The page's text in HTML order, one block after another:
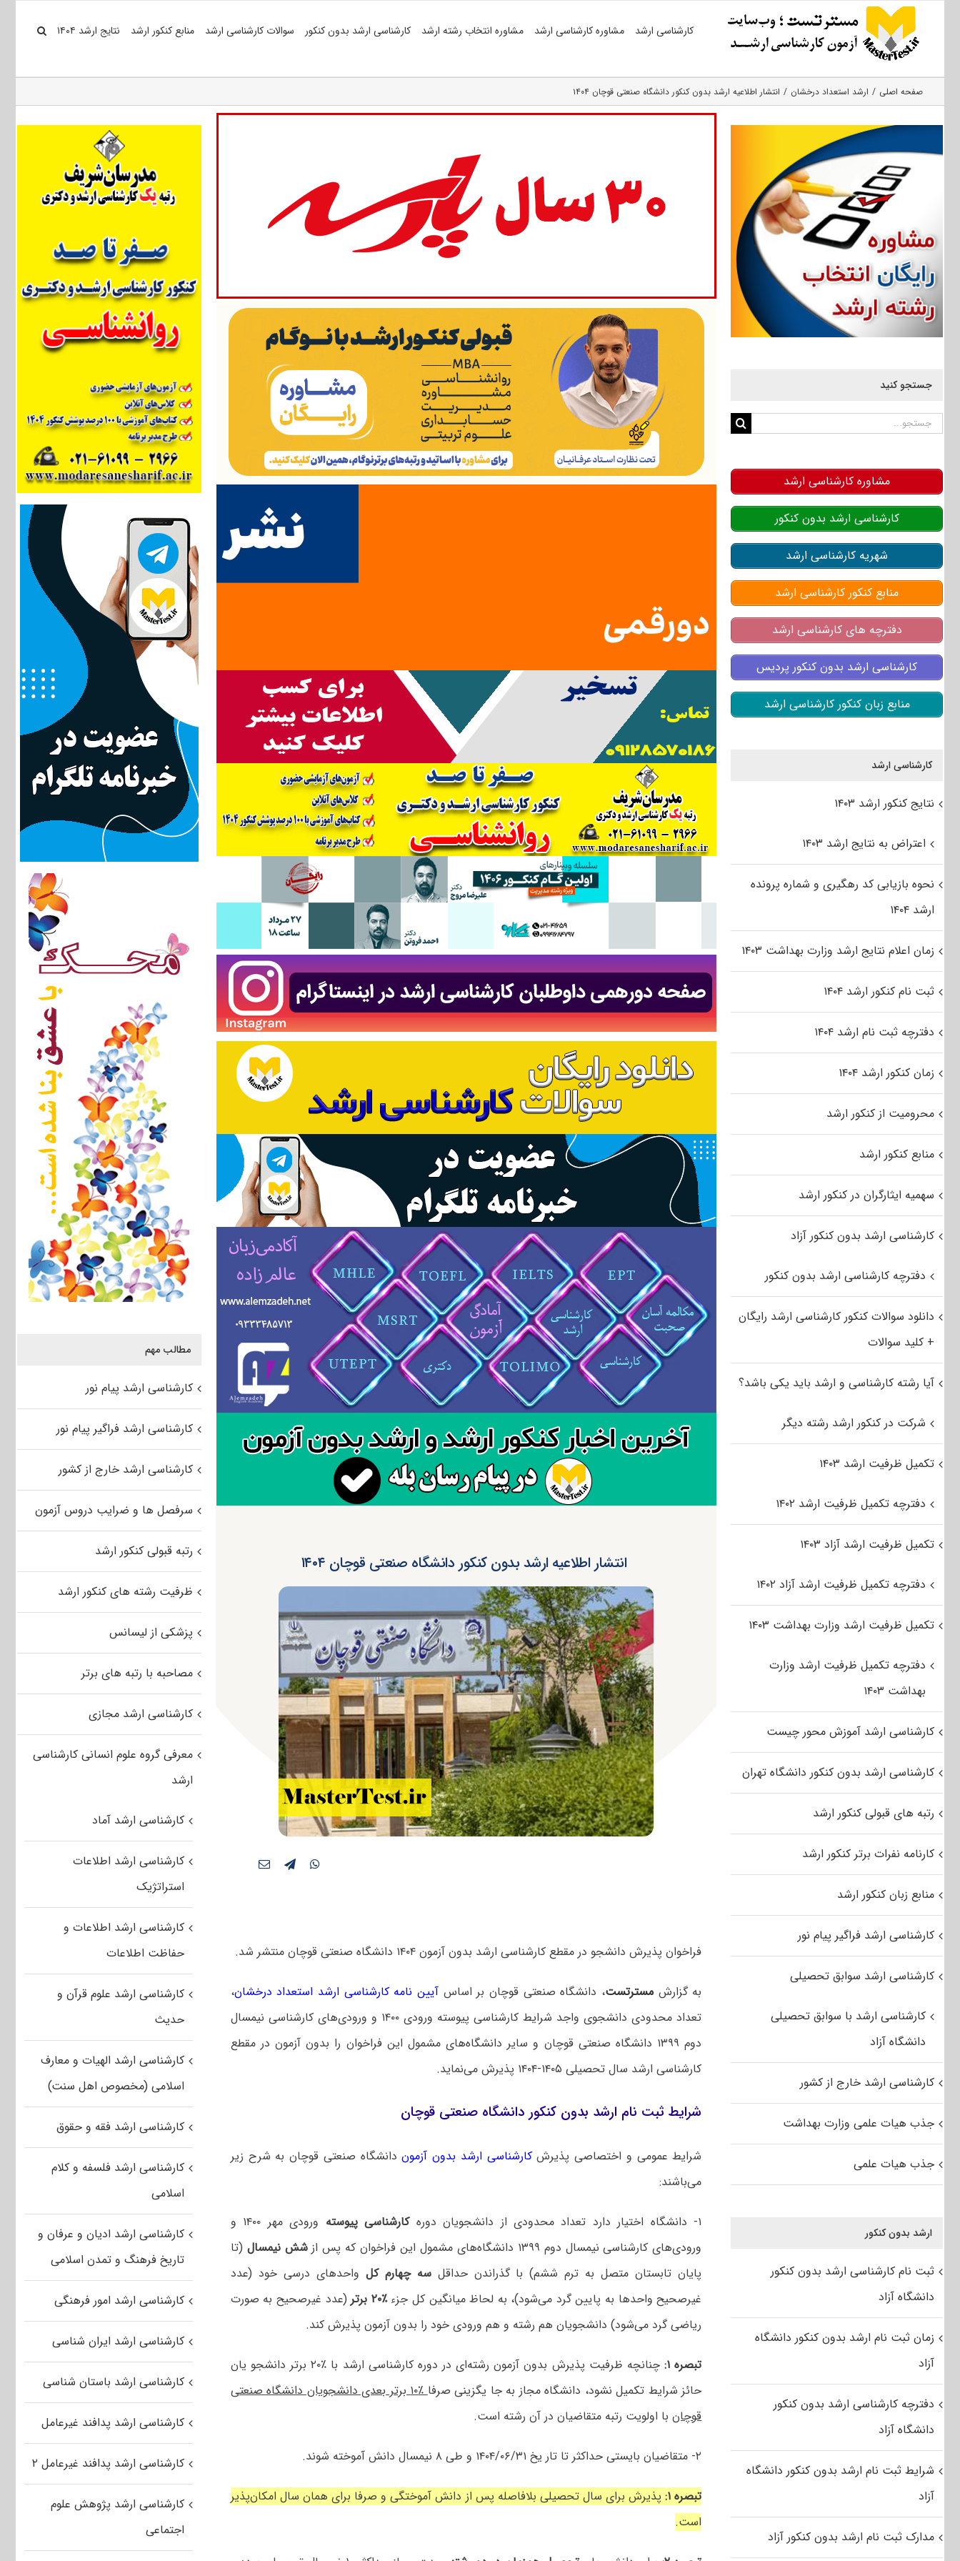
کارشناسی ارشد مشاوره کارشناسی ارشد مشاوره انتخاب رشته ارشد کارشناسی ارشد بدون کنکور سوالات کارشناسی ارشد منابع کنکور ارشد نتایج ارشد ۱۴۰۴
صفحه اصلی ارشد استعداد درخشان انتشار اطلاعیه ارشد بدون کنکور دانشگاه صنعتی قوچان ۱۴۰۴
انتشار اطلاعیه ارشد بدون کنکور دانشگاه صنعتی قوچان ۱۴۰۴
فراخوان پذیرش دانشجو در مقطع کارشناسی ارشد بدون آزمون ۱۴۰۴ دانشگاه صنعتی قوچان منتشر شد.
به گزارشمسترتست، دانشگاه صنعتی قوچان بر اساس آیین نامه کارشناسی ارشد استعداد درخشان،
تعداد محدودی دانشجوی واجد شرایط کارشناسی پیوسته ورودی ۱۴۰۰ و ورودی‌های کارشناسی نیمسال
دوم ۱۳۹۹ دانشگاه صنعتی قوچان و سایر دانشگاه‌های مشمول این فراخوان را بدون آزمون در مقطع
کارشناسی ارشد سال تحصیلی ۱۴۰۵-۱۴۰۴ پذیرش می‌نماید.
شرایط ثبت نام ارشد بدون کنکور دانشگاه صنعتی قوچان
شرایط عمومی و اختصاصی پذیرشکارشناسی ارشد بدون آزموندانشگاه ‌صنعتی قوچان به شرح زیر
می‌باشند:
۱- دانشگاه اختیار دارد تعداد محدودی از دانشجویان دوره کارشناسی پیوسته
ورودی مهر ۱۴۰۰ و
ورودی‌های کارشناسی نیمسال دوم ۱۳۹۹ دانشگاه‌های مشمول این فراخوان که پس از
شش نیمسال (تا
پایان تابستان متصل به ترم ششم) با گذراندن حداقلسه چهارم کل واحدهای درسی خود (عدد
غیرصحیح واحدها به پایین گرد می‌شود)، به لحاظ میانگین کل جزء ٪۲۰ برتر
(عدد غیرصحیح به صورت
ریاضی گرد می‌شود) دانشجویان هم رشته و هم ورودی خود را بدون آزمون پذیرش کند.
تبصره ۱:
چنانچه ظرفیت پذیرش بدون آزمون رشته‌ای در دوره کارشناسی ارشد با ٪۲۰ برتر دانشجو یان
حائز شرایط تکمیل نشود، دانشگاه مجاز به جا یگزینی صرفا
٪۱۰ برتر بعدی دانشجویان دانشگاه صنعتی
قوچانبا اولویت رتبه متقاضیان در آن رشته است.
۲- متقاضیان بایستی حداکثر تا تار یخ ۱۴۰۴/۰۶/۳۱ و طی ۸ نیمسال دانش آموخته شوند.
تبصره ۱: پذیرش برای سال تحصیلی بلافاصله پس از دانش آموختگی و صرفا برای همان سال امکان‌پذیر
است.
مطالب مهم
کارشناسی ارشد پیام نور
کارشناسی ارشد فراگیر پیام نور
کارشناسی ارشد خارج از کشور
سرفصل ها و ضرایب دروس آزمون
رتبه قبولی کنکور ارشد
ظرفیت رشته های کنکور ارشد
پزشکی از لیسانس
مصاحبه با رتبه های برتر
کارشناسی ارشد مجازی
معرفی گروه علوم انسانی کارشناسی
ارشد
کارشناسی ارشد آماد
کارشناسی ارشد اطلاعات
استراتژیک
کارشناسی ارشد اطلاعات و
حفاظت اطلاعات
کارشناسی ارشد علوم قرآن و
حدیث
کارشناسی ارشد الهیات و معارف
اسلامی (مخصوص اهل سنت)
کارشناسی ارشد فقه و حقوق
کارشناسی ارشد فلسفه و کلام
اسلامی
کارشناسی ارشد ادیان و عرفان و
تاریخ فرهنگ و تمدن اسلامی
کارشناسی ارشد امور فرهنگی
کارشناسی ارشد ایران شناسی
کارشناسی ارشد باستان شناسی
کارشناسی ارشد پدافند غیرعامل
کارشناسی ارشد پدافند غیرعامل ۲
کارشناسی ارشد پژوهش علوم
اجتماعی
جستجو کنید
جستجو
مشاوره کارشناسی ارشد
کارشناسی ارشد بدون کنکور
شهریه کارشناسی ارشد
منابع کنکور کارشناسی ارشد
دفترچه های کارشناسی ارشد
کارشناسی ارشد بدون کنکور پردیس
منابع زبان کنکور کارشناسی ارشد
کارشناسی ارشد
نتایج کنکور ارشد ۱۴۰۳
اعتراض به نتایج ارشد ۱۴۰۳
نحوه بازیابی کد رهگیری و شماره پرونده
ارشد ۱۴۰۴
زمان اعلام نتایج ارشد وزارت بهداشت ۱۴۰۳
ثبت نام کنکور ارشد ۱۴۰۴
دفترچه ثبت نام ارشد ۱۴۰۴
زمان کنکور ارشد ۱۴۰۴
محرومیت از کنکور ارشد
منابع کنکور ارشد
سهمیه ایثارگران در کنکور ارشد
کارشناسی ارشد بدون کنکور آزاد
دفترچه کارشناسی ارشد بدون کنکور
دانلود سوالات کنکور کارشناسی ارشد رایگان
+ کلید سوالات
آیا رشته کارشناسی و ارشد باید یکی باشد؟
شرکت در کنکور ارشد رشته دیگر
تکمیل ظرفیت ارشد ۱۴۰۳
دفترچه تکمیل ظرفیت ارشد ۱۴۰۲
تکمیل ظرفیت ارشد آزاد ۱۴۰۳
دفترچه تکمیل ظرفیت ارشد آزاد ۱۴۰۲
تکمیل ظرفیت ارشد وزارت بهداشت ۱۴۰۳
دفترچه تکمیل ظرفیت ارشد وزارت
بهداشت ۱۴۰۳
کارشناسی ارشد آموزش محور چیست
کارشناسی ارشد بدون کنکور دانشگاه تهران
رتبه های قبولی کنکور ارشد
کارنامه نفرات برتر کنکور ارشد
منابع زبان کنکور ارشد
کارشناسی ارشد فراگیر پیام نور
کارشناسی ارشد سوابق تحصیلی
کارشناسی ارشد با سوابق تحصیلی
دانشگاه آزاد
کارشناسی ارشد خارج از کشور
جذب هیات علمی وزارت بهداشت
جذب هیات علمی
ارشد بدون کنکور
ثبت نام کارشناسی ارشد بدون کنکور
دانشگاه آزاد
زمان ثبت نام ارشد بدون کنکور دانشگاه
آزاد
دفترچه کارشناسی ارشد بدون کنکور
دانشگاه آزاد
شرایط ثبت نام ارشد بدون کنکور دانشگاه
آزاد
مدارک ثبت نام ارشد بدون کنکور آزاد